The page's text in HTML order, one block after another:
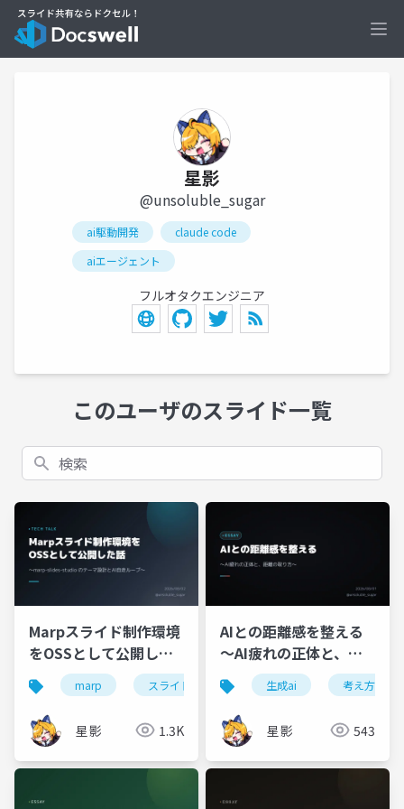
星影
@unsoluble_sugar
ai駆動開発
claude code
aiエージェント
フルオタクエンジニア
このユーザのスライド一覧
検索
Marpスライド制作環境
をOSSとして公開した
話 〜marp-slides-
studio のテーマ設計と
AI自走ループ〜
marp スライド スライド作成 oss
星影 1.3K
AIとの距離感を整える
〜AI疲れの正体と、距
離の取り方〜
生成ai 考え方
星影 543